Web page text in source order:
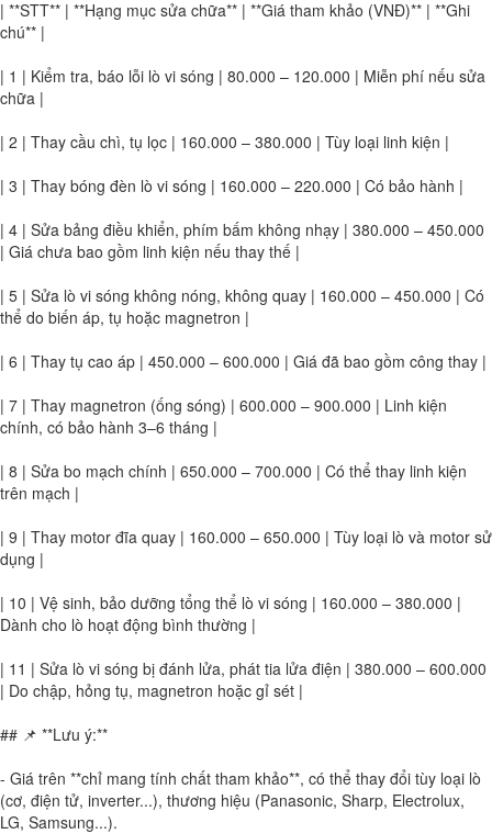
| **STT** | **Hạng mục sửa chữa** | **Giá tham khảo (VNĐ)** | **Ghi
chú** |
| 1 | Kiểm tra, báo lỗi lò vi sóng | 80.000 – 120.000 | Miễn phí nếu sửa
chữa |
| 2 | Thay cầu chì, tụ lọc | 160.000 – 380.000 | Tùy loại linh kiện |
| 3 | Thay bóng đèn lò vi sóng | 160.000 – 220.000 | Có bảo hành |
| 4 | Sửa bảng điều khiển, phím bấm không nhạy | 380.000 – 450.000
| Giá chưa bao gồm linh kiện nếu thay thế |
| 5 | Sửa lò vi sóng không nóng, không quay | 160.000 – 450.000 | Có
thể do biến áp, tụ hoặc magnetron |
| 6 | Thay tụ cao áp | 450.000 – 600.000 | Giá đã bao gồm công thay |
| 7 | Thay magnetron (ống sóng) | 600.000 – 900.000 | Linh kiện
chính, có bảo hành 3–6 tháng |
| 8 | Sửa bo mạch chính | 650.000 – 700.000 | Có thể thay linh kiện
trên mạch |
| 9 | Thay motor đĩa quay | 160.000 – 650.000 | Tùy loại lò và motor sử
dụng |
| 10 | Vệ sinh, bảo dưỡng tổng thể lò vi sóng | 160.000 – 380.000 |
Dành cho lò hoạt động bình thường |
| 11 | Sửa lò vi sóng bị đánh lửa, phát tia lửa điện | 380.000 – 600.000
| Do chập, hỏng tụ, magnetron hoặc gỉ sét |
## 📌 **Lưu ý:**
- Giá trên **chỉ mang tính chất tham khảo**, có thể thay đổi tùy loại lò
(cơ, điện tử, inverter...), thương hiệu (Panasonic, Sharp, Electrolux,
LG, Samsung...).